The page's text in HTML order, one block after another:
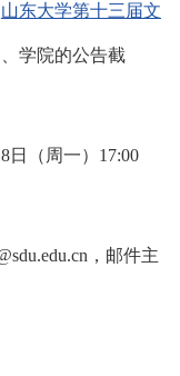
山东大学第十三届文
学院的公告截
日（周一）17:00
，邮件主